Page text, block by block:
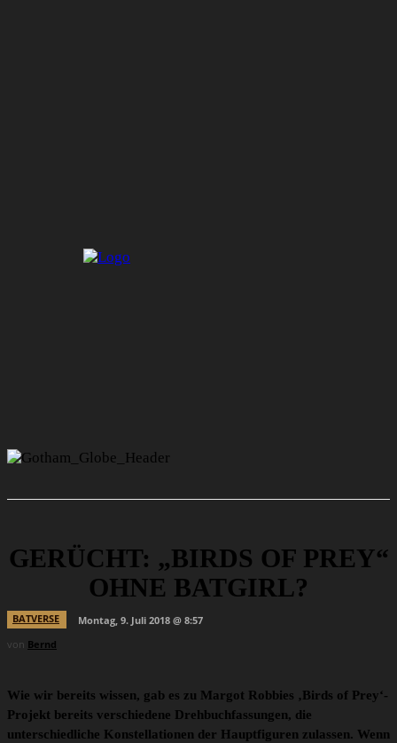
GERÜCHT: „BIRDS OF PREY“
OHNE BATGIRL?
BATVERSE
Montag, 9. Juli 2018 @ 8:57
von Bernd
Wie wir bereits wissen, gab es zu Margot Robbies ‚Birds of Prey‘-
Projekt bereits verschiedene Drehbuchfassungen, die
unterschiedliche Konstellationen der Hauptfiguren zulassen. Wenn